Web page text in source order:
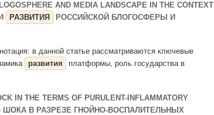
AND MEDIA LANDSCAPE IN THE CONTEXT
РАЗВИТИЯ
РОССИЙСКОЙ БЛОГОСФЕРЫ И
в данной статье рассматриваются ключевые
развития
платформы, роль государства в
IN THE TERMS OF PURULENT-INFLAMMATORY
ШОКА В РАЗРЕЗЕ ГНОЙНО-ВОСПАЛИТЕЛЬНЫХ